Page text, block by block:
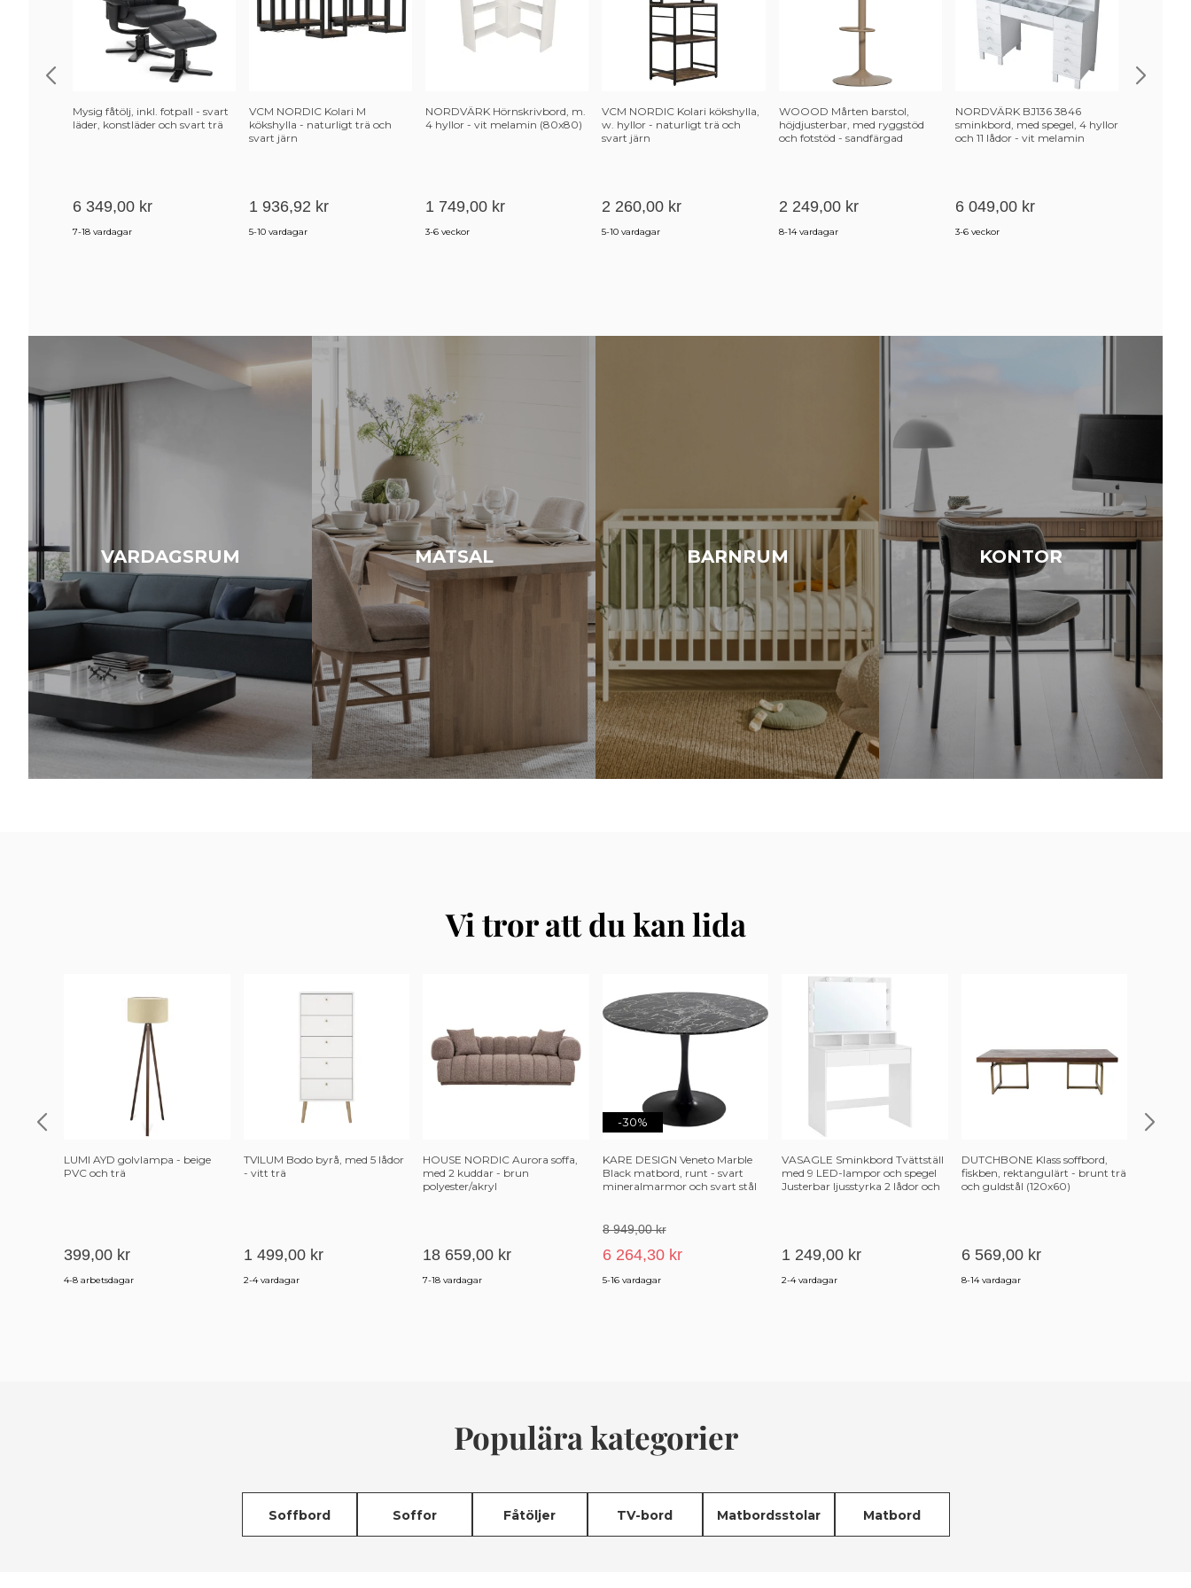
Mysig fåtölj, inkl. fotpall - svart
läder, konstläder och svart trä
6 349,00 kr
7-18 vardagar
VCM NORDIC Kolari M
kökshylla - naturligt trä och
svart järn
1 936,92 kr
5-10 vardagar
NORDVÄRK Hörnskrivbord, m.
4 hyllor - vit melamin (80x80)
1 749,00 kr
3-6 veckor
VCM NORDIC Kolari kökshylla,
w. hyllor - naturligt trä och
svart järn
2 260,00 kr
5-10 vardagar
WOOOD Mårten barstol,
höjdjusterbar, med ryggstöd
och fotstöd - sandfärgad
2 249,00 kr
8-14 vardagar
NORDVÄRK BJ136 3846
sminkbord, med spegel, 4 hyllor
och 11 lådor - vit melamin
6 049,00 kr
3-6 veckor
VARDAGSRUM MATSAL BARNRUM KONTOR
Vi tror att du kan lida
LUMI AYD golvlampa - beige
PVC och trä
399,00 kr
4-8 arbetsdagar
TVILUM Bodo byrå, med 5 lådor
- vitt trä
1 499,00 kr
2-4 vardagar
HOUSE NORDIC Aurora soffa,
med 2 kuddar - brun
polyester/akryl
18 659,00 kr
7-18 vardagar
-30%
KARE DESIGN Veneto Marble
Black matbord, runt - svart
mineralmarmor och svart stål
8 949,00 kr
6 264,30 kr
5-16 vardagar
VASAGLE Sminkbord Tvättställ
med 9 LED-lampor och spegel
Justerbar ljusstyrka 2 lådor och
1 249,00 kr
2-4 vardagar
DUTCHBONE Klass soffbord,
fiskben, rektangulärt - brunt trä
och guldstål (120x60)
6 569,00 kr
8-14 vardagar
Populära kategorier
Soffbord Soffor Fåtöljer TV-bord Matbordsstolar Matbord